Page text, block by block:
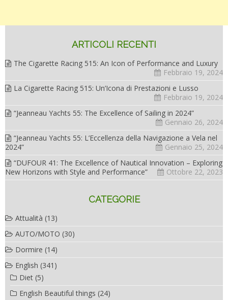
ARTICOLI RECENTI
The Cigarette Racing 515: An Icon of Performance and Luxury
Febbraio 19, 2024
La Cigarette Racing 515: Un’Icona di Prestazioni e Lusso
Febbraio 19, 2024
“Jeanneau Yachts 55: The Excellence of Sailing in 2024”
Gennaio 26, 2024
“Jeanneau Yachts 55: L’Eccellenza della Navigazione a Vela nel
2024”
Gennaio 25, 2024
“DUFOUR 41: The Excellence of Nautical Innovation – Exploring
New Horizons with Style and Performance”
Ottobre 22, 2023
CATEGORIE
Attualità (13)
AUTO/MOTO (30)
Dormire (14)
English (341)
Diet (5)
English Beautiful things (24)